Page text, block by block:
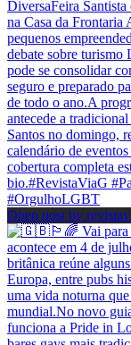
Open post by